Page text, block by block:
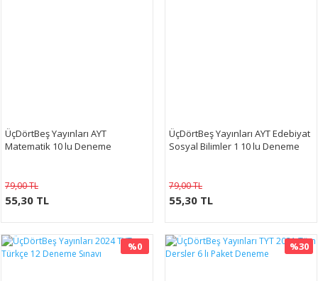
ÜçDörtBeş Yayınları AYT
Matematik 10 lu Deneme
79,00 TL
55,30 TL
ÜçDörtBeş Yayınları AYT Edebiyat
Sosyal Bilimler 1 10 lu Deneme
79,00 TL
55,30 TL
%0 %30